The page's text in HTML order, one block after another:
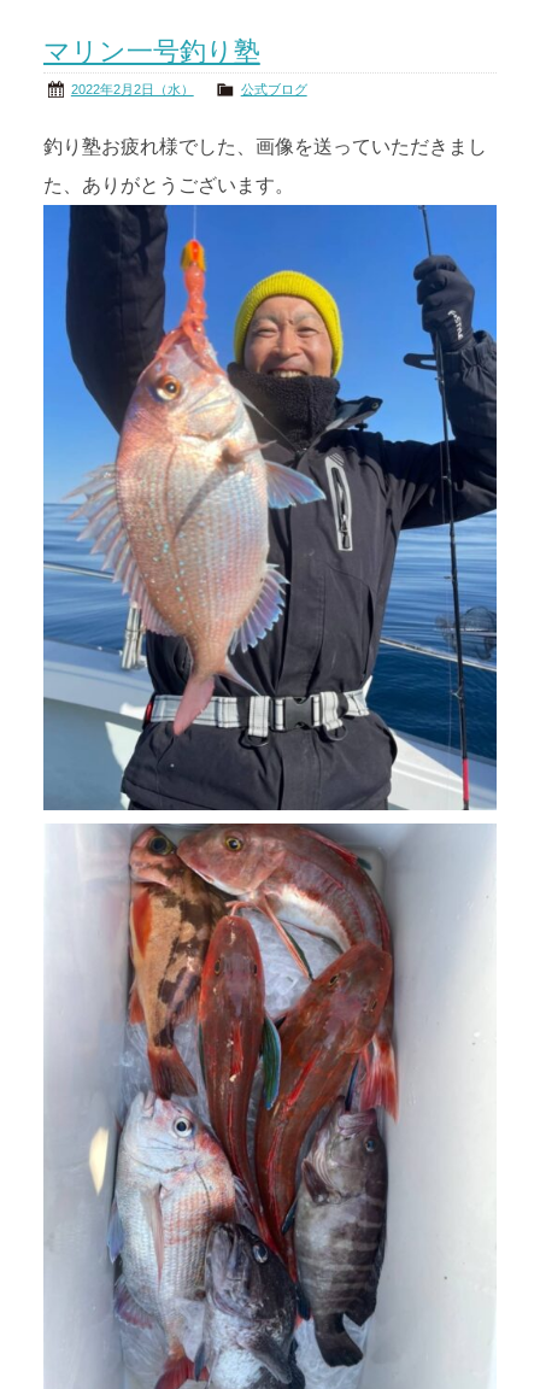
マリン一号釣り塾
2022年2月2日（水） 公式ブログ
釣り塾お疲れ様でした、画像を送っていただきまし
た、ありがとうございます。